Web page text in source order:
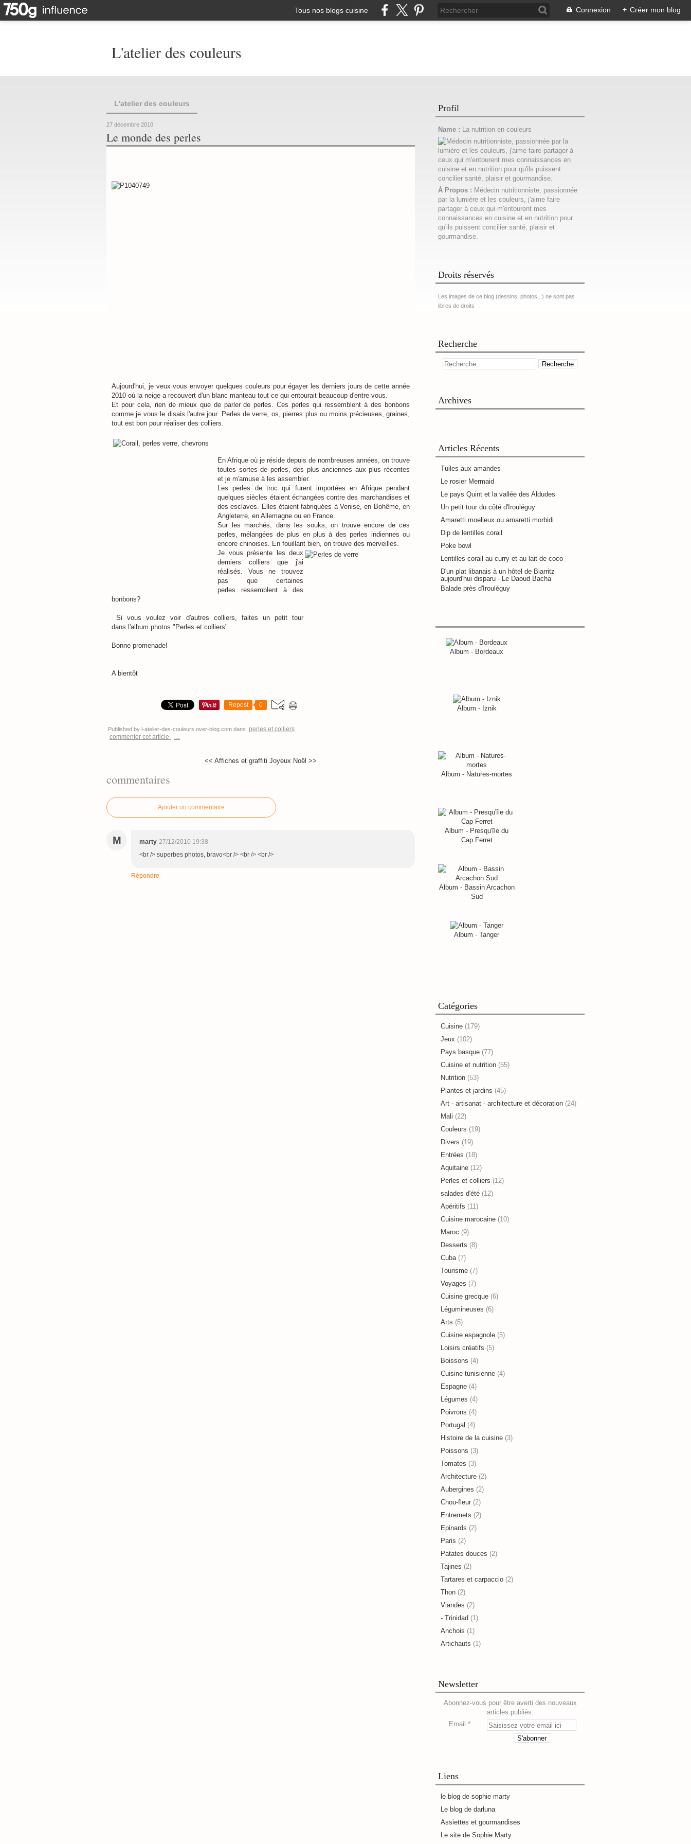
Tous nos blogs cuisine Connexion + Créer mon blog
L'atelier des couleurs
L'atelier des couleurs
27 décembre 2010
Le monde des perles
Aujourd'hui, je veux vous envoyer quelques couleurs pour égayer les derniers jours de cette année
2010 où la neige a recouvert d'un blanc manteau tout ce qui entourait beaucoup d'entre vous.
Et pour cela, rien de mieux que de parler de perles. Ces perles qui ressemblent à des bonbons
comme je vous le disais l'autre jour. Perles de verre, os, pierres plus ou moins précieuses, graines,
tout est bon pour réaliser des colliers.
En Afrique où je réside depuis de nombreuses années, on trouve
toutes sortes de perles, des plus anciennes aux plus récentes
et je m'amuse à les assembler.
Les perles de troc qui furent importées en Afrique pendant
quelques siècles étaient échangées contre des marchandises et
des esclaves. Elles étaient fabriquées à Venise, en Bohême, en
Angleterre, en Allemagne ou en France.
Sur les marchés, dans les souks, on trouve encore de ces
perles, mélangées de plus en plus à des perles indiennes ou
encore chinoises. En fouillant bien, on trouve des merveilles.
Je vous présente les deux
derniers colliers que j'ai
réalisés. Vous ne trouvez
pas que certaines
perles ressemblent à des
bonbons?
Si vous voulez voir d'autres colliers, faites un petit tour
dans l'album photos "Perles et colliers".
Bonne promenade!
A bientôt
Repost 0
Published by l-atelier-des-couleurs.over-blog.com dans
perles et colliers
commenter cet article
…
<< Affiches et graffiti Joyeux Noël >>
commentaires
Ajouter un commentaire
M marty 27/12/2010 19:38
<br /> superbes photos, bravo<br /> <br /> <br />
Répondre
Profil
Name : La nutrition en couleurs
À Propos : Médecin nutritionniste, passionnée
par la lumière et les couleurs, j'aime faire
partager à ceux qui m'entourent mes
connaissances en cuisine et en nutrition pour
qu'ils puissent concilier santé, plaisir et
gourmandise.
Droits réservés
Les images de ce blog (dessins, photos...) ne sont pas
libres de droits
Recherche
Archives
Articles Récents
Tuiles aux amandes
Le rosier Mermaid
Le pays Quint et la vallée des Aldudes
Un petit tour du côté d'Irouléguy
Amaretti moelleux ou amaretti morbidi
Dip de lentilles corail
Poke bowl
Lentilles corail au curry et au lait de coco
D'un plat libanais à un hôtel de Biarritz
aujourd'hui disparu - Le Daoud Bacha
Balade près d'Irouléguy
Album - Bordeaux
Album - Iznik
Album - Natures-mortes
Album - Presqu'île du
Cap Ferret
Album - Bassin Arcachon
Sud
Album - Tanger
Catégories
Cuisine (179)
Jeux (102)
Pays basque (77)
Cuisine et nutrition (55)
Nutrition (53)
Plantes et jardins (45)
Art - artisanat - architecture et décoration (24)
Mali (22)
Couleurs (19)
Divers (19)
Entrées (18)
Aquitaine (12)
Perles et colliers (12)
salades d'été (12)
Apéritifs (11)
Cuisine marocaine (10)
Maroc (9)
Desserts (8)
Cuba(7)
Tourisme (7)
Voyages (7)
Cuisine grecque (6)
Légumineuses (6)
Arts (5)
Cuisine espagnole (5)
Loisirs créatifs (5)
Boissons (4)
Cuisine tunisienne (4)
Espagne (4)
Légumes (4)
Poivrons (4)
Portugal (4)
Histoire de la cuisine (3)
Poissons (3)
Tomates (3)
Architecture (2)
Aubergines (2)
Chou-fleur (2)
Entremets (2)
Epinards (2)
Paris (2)
Patates douces (2)
Tajines (2)
Tartares et carpaccio (2)
Thon (2)
Viandes (2)
- Trinidad (1)
Anchois (1)
Artichauts (1)
Newsletter
Abonnez-vous pour être averti des nouveaux
articles publiés.
Email
Liens
le blog de sophie marty
Le blog de darluna
Assiettes et gourmandises
Le site de Sophie Marty